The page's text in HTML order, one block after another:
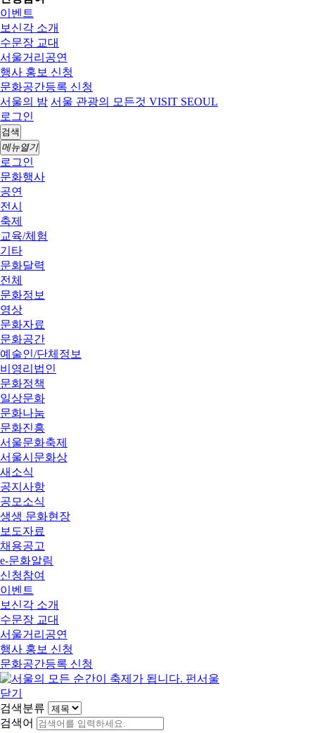
이벤트
보신각 소개
수문장 교대
서울거리공연
행사 홍보 신청
문화공간등록 신청
서울의 밤 서울 관광의 모든것 VISIT SEOUL
로그인
검색
메뉴열기
로그인
문화행사
공연
전시
축제
교육/체험
기타
문화달력
전체
문화정보
영상
문화자료
문화공간
예술인/단체정보
비영리법인
문화정책
일상문화
문화나눔
문화진흥
서울문화축제
서울시문화상
새소식
공지사항
공모소식
생생 문화현장
보도자료
채용공고
e-문화알림
신청참여
이벤트
보신각 소개
수문장 교대
서울거리공연
행사 홍보 신청
문화공간등록 신청
닫기
검색분류
검색어